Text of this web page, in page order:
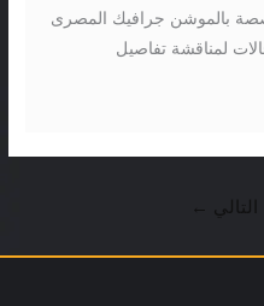
بالموشن جرافيك المصرى
لمناقشة تفاصيل
التالي ←